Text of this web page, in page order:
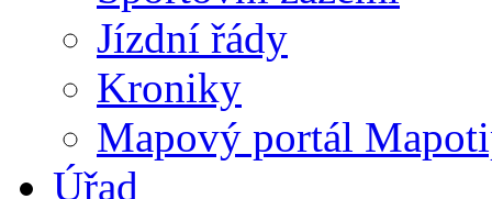
Jízdní řády
Kroniky
Mapový portál
Úřad